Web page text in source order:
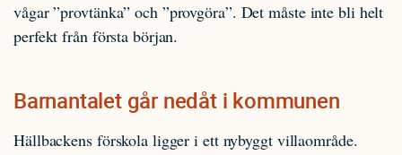
vågar ”provtänka” och ”provgöra”. Det måste inte bli helt
perfekt från första början.
Barnantalet går nedåt i kommunen
Hällbackens förskola ligger i ett nybyggt villaområde.